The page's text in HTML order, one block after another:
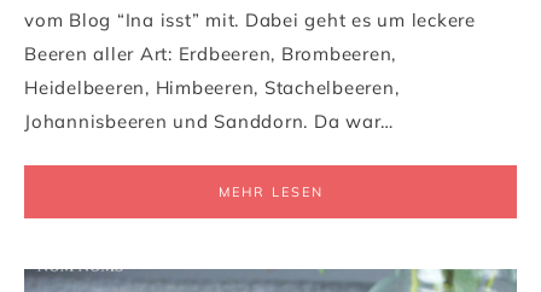
vom Blog “Ina isst” mit. Dabei geht es um leckere
Beeren aller Art: Erdbeeren, Brombeeren,
Heidelbeeren, Himbeeren, Stachelbeeren,
Johannisbeeren und Sanddorn. Da war…
MEHR LESEN